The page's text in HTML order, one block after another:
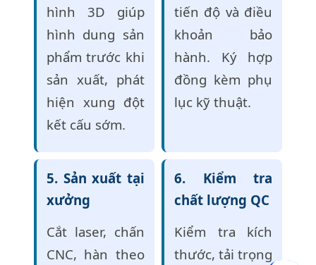
hình 3D giúp
hình dung sản
phẩm trước khi
sản xuất, phát
hiện xung đột
kết cấu sớm.
tiến độ và điều
khoản bảo
hành. Ký hợp
đồng kèm phụ
lục kỹ thuật.
5. Sản xuất tại
xưởng
Cắt laser, chấn
CNC, hàn theo
6. Kiểm tra
chất lượng QC
Kiểm tra kích
thước, tải trọng